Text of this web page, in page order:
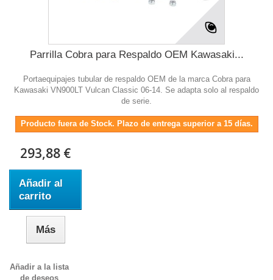
Parrilla Cobra para Respaldo OEM Kawasaki...
Portaequipajes tubular de respaldo OEM de la marca Cobra para
Kawasaki VN900LT Vulcan Classic 06-14. Se adapta solo al respaldo
de serie.
Producto fuera de Stock. Plazo de entrega superior a 15 días.
293,88 €
Añadir al
carrito
Más
Añadir a la lista
de deseos